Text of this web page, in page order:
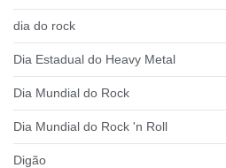
dia do rock
Dia Estadual do Heavy Metal
Dia Mundial do Rock
Dia Mundial do Rock 'n Roll
Digão